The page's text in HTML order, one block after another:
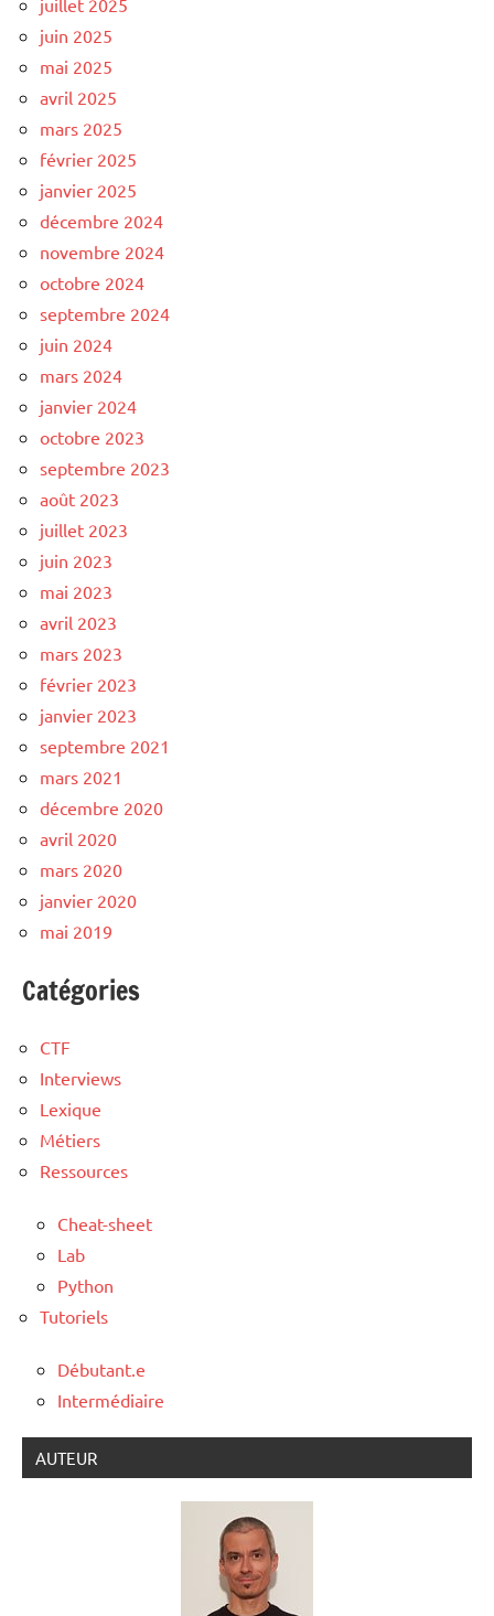
juin 2025
mai 2025
avril 2025
mars 2025
février 2025
janvier 2025
décembre 2024
novembre 2024
octobre 2024
septembre 2024
juin 2024
mars 2024
janvier 2024
octobre 2023
septembre 2023
août 2023
juillet 2023
juin 2023
mai 2023
avril 2023
mars 2023
février 2023
janvier 2023
septembre 2021
mars 2021
décembre 2020
avril 2020
mars 2020
janvier 2020
mai 2019
Catégories
CTF
Interviews
Lexique
Métiers
Ressources
Cheat-sheet
Lab
Python
Tutoriels
Débutant.e
Intermédiaire
AUTEUR